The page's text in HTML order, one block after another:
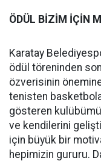
ÖDÜL BİZİM İÇİN
Karatay
ödül töreninden
özverisinin
tenisten
gösteren
ve kendilerini
için büyük bir
hepimizin gururu.